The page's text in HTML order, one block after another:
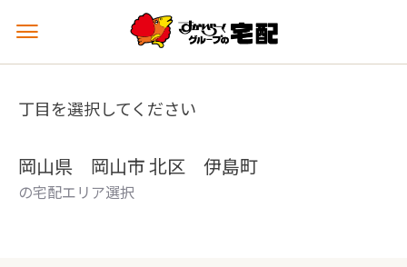
メ
ュ
を
丁目を選択してください
岡山県 岡山市 北区 伊島町
の宅配エリア選択